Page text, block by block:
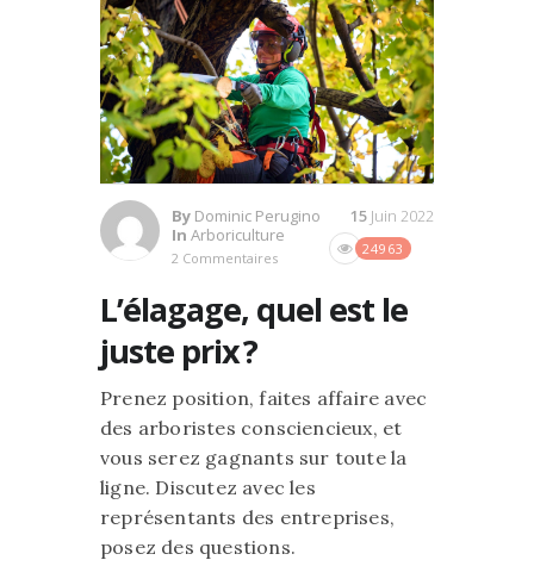
By Dominic Perugino
In Arboriculture
2 Commentaires
24963
15 Juin 2022
L’élagage, quel est le
juste prix ?
Prenez position, faites affaire avec
des arboristes consciencieux, et
vous serez gagnants sur toute la
ligne. Discutez avec les
représentants des entreprises,
posez des questions.